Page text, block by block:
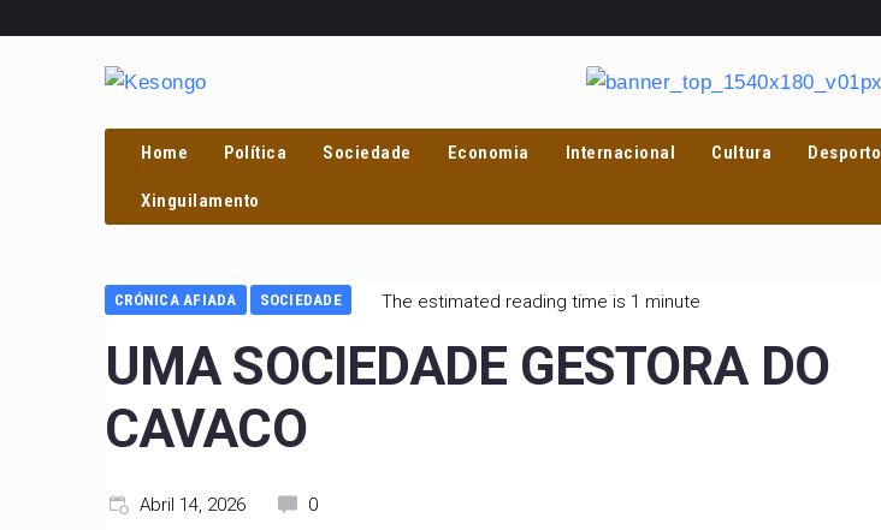
Home Política Sociedade Economia Internacional Cultura Desporto
Xinguilamento
CRÓNICA AFIADA SOCIEDADE The estimated reading time is 1 minute
UMA SOCIEDADE GESTORA DO
CAVACO
Abril 14, 2026 0